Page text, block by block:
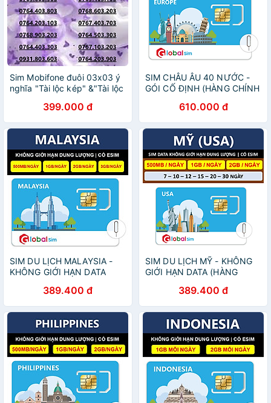
Sim Mobifone đuôi 03x03 ý
nghĩa "Tài lộc kép" &"Tài lộc
CHƯA KÍCH HOẠT, PHẢI ĐK
CHÍNH CHỦ]- HÀNG CHÍNH
HÃNG
399.000 đ
SIM CHÂU ÂU 40 NƯỚC -
GÓI CỐ ĐỊNH (HÀNG CHÍNH
610.000 đ
SIM DU LỊCH MALAYSIA -
KHÔNG GIỚI HẠN DATA
389.400 đ
SIM DU LỊCH MỸ - KHÔNG
GIỚI HẠN DATA (HÀNG
389.400 đ